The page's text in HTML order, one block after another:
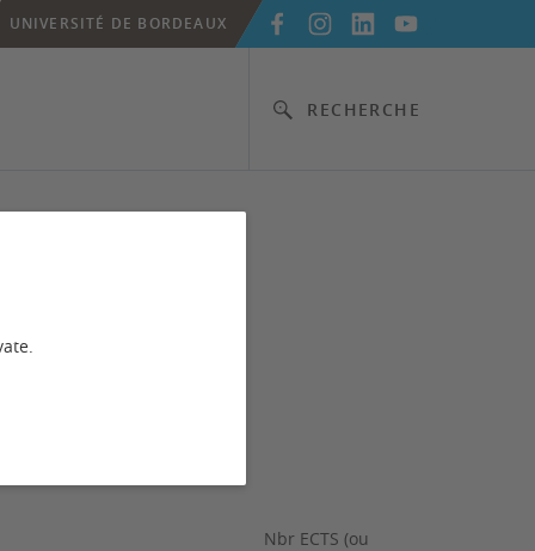
RECHERCHE
UNIVERSITÉ DE BORDEAUX
Nbr ECTS (ou